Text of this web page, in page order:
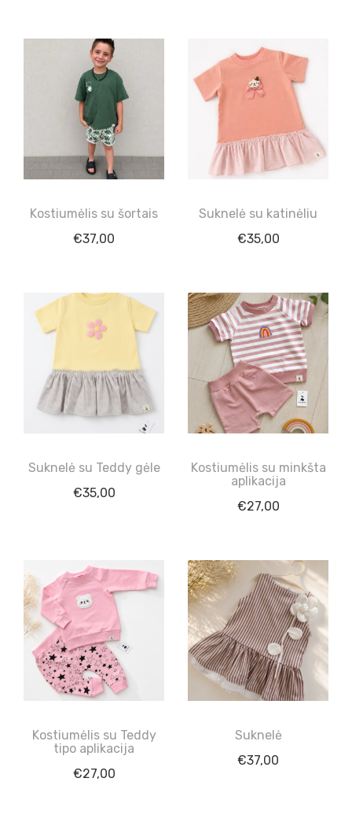
Kostiumėlis su šortais
€37,00
Suknelė su katinėliu
€35,00
Suknelė su Teddy gėle
€35,00
Kostiumėlis su minkšta
aplikacija
€27,00
Kostiumėlis su Teddy
tipo aplikacija
€27,00
Suknelė
€37,00